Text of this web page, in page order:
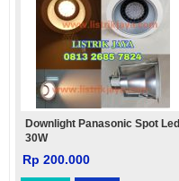
Downlight Panasonic Spot Led
30W
Rp 200.000